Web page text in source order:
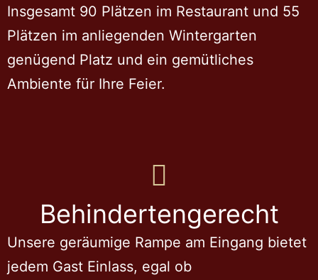
Insgesamt 90 Plätzen im Restaurant und 55
Plätzen im anliegenden Wintergarten
genügend Platz und ein gemütliches
Ambiente für Ihre Feier.
Behindertengerecht
Unsere geräumige Rampe am Eingang bietet
jedem Gast Einlass, egal ob